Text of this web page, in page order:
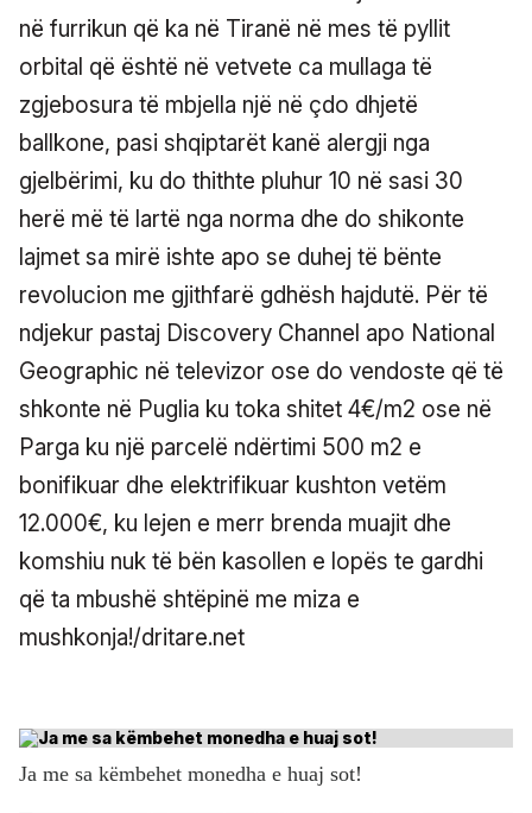
në furrikun që ka në Tiranë në mes të pyllit
orbital që është në vetvete ca mullaga të
zgjebosura të mbjella një në çdo dhjetë
ballkone, pasi shqiptarët kanë alergji nga
gjelbërimi, ku do thithte pluhur 10 në sasi 30
herë më të lartë nga norma dhe do shikonte
lajmet sa mirë ishte apo se duhej të bënte
revolucion me gjithfarë gdhësh hajdutë. Për të
ndjekur pastaj Discovery Channel apo National
Geographic në televizor ose do vendoste që të
shkonte në Puglia ku toka shitet 4€/m2 ose në
Parga ku një parcelë ndërtimi 500 m2 e
bonifikuar dhe elektrifikuar kushton vetëm
12.000€, ku lejen e merr brenda muajit dhe
komshiu nuk të bën kasollen e lopës te gardhi
që ta mbushë shtëpinë me miza e
mushkonja!/dritare.net
Ja me sa këmbehet monedha e huaj sot!